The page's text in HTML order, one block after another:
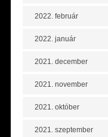
2022. február
2022. január
2021. december
2021. november
2021. október
2021. szeptember